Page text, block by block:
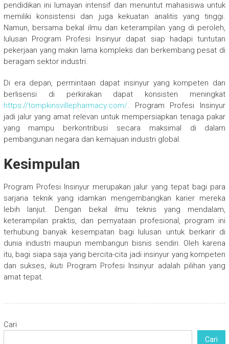
pendidikan ini lumayan intensif dan menuntut mahasiswa untuk
memiliki konsistensi dan juga kekuatan analitis yang tinggi.
Namun, bersama bekal ilmu dan keterampilan yang di peroleh,
lulusan Program Profesi Insinyur dapat siap hadapi tuntutan
pekerjaan yang makin lama kompleks dan berkembang pesat di
beragam sektor industri.
Di era depan, permintaan dapat insinyur yang kompeten dan
berlisensi di perkirakan dapat konsisten meningkat
https://tompkinsvillepharmacy.com/. Program Profesi Insinyur
jadi jalur yang amat relevan untuk mempersiapkan tenaga pakar
yang mampu berkontribusi secara maksimal di dalam
pembangunan negara dan kemajuan industri global.
Kesimpulan
Program Profesi Insinyur merupakan jalur yang tepat bagi para
sarjana teknik yang idamkan mengembangkan karier mereka
lebih lanjut. Dengan bekal ilmu teknis yang mendalam,
keterampilan praktis, dan pernyataan profesional, program ini
terhubung banyak kesempatan bagi lulusan untuk berkarir di
dunia industri maupun membangun bisnis sendiri. Oleh karena
itu, bagi siapa saja yang bercita-cita jadi insinyur yang kompeten
dan sukses, ikuti Program Profesi Insinyur adalah pilihan yang
amat tepat.
Cari
Cari